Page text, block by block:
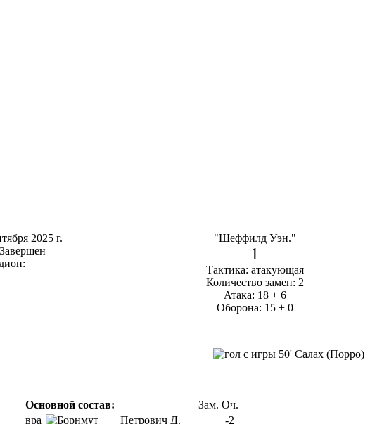
2025 г.
"Шеффилд Уэн."
1
Тактика: атакующая
Количество замен: 2
Атака: 18 + 6
Оборона: 15 + 0
50' Салах (Порро)
Основной состав: Зам. Оч.
вра
Петрович Д.
-2